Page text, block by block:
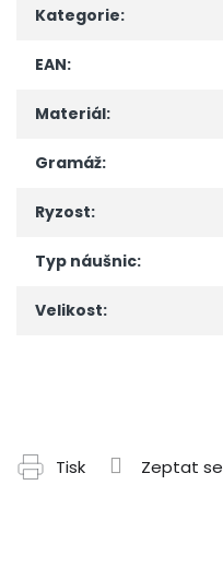
Kategorie:
EAN:
Materiál:
Gramáž:
Ryzost:
Typ náušnic:
Velikost:
Tisk Zeptat se